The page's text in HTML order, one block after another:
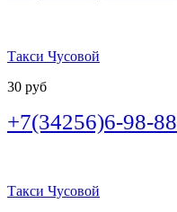
Такси Чусовой
30 руб
+7(34256)6-98-88
Такси Чусовой